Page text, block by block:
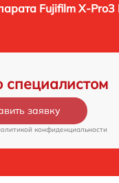
Fujifilm X-Pro3
специалистом
заявку
конфиденциальности